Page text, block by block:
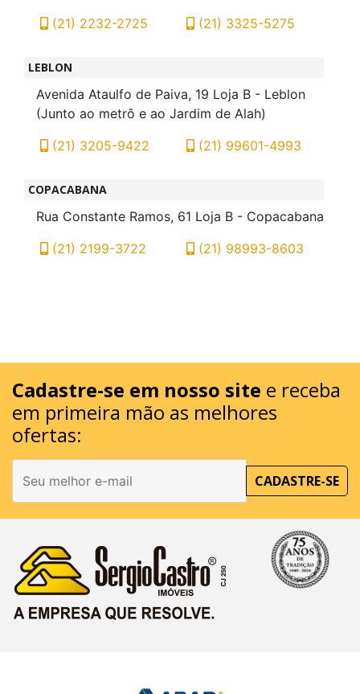
(21) 2232-2725
(21) 3325-5275
LEBLON
Avenida Ataulfo de Paiva, 19 Loja B - Leblon
(Junto ao metrô e ao Jardim de Alah)
(21) 3205-9422
(21) 99601-4993
COPACABANA
Rua Constante Ramos, 61 Loja B - Copacabana
(21) 2199-3722
(21) 98993-8603
Cadastre-se em nosso site e receba
em primeira mão as melhores
ofertas:
CADASTRE-SE